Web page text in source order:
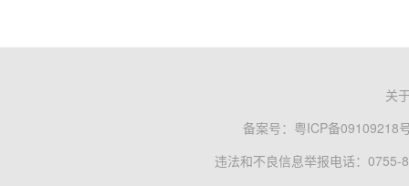
关
备案号： 粤ICP备09109218
违法和不良信息举报电话：0755-